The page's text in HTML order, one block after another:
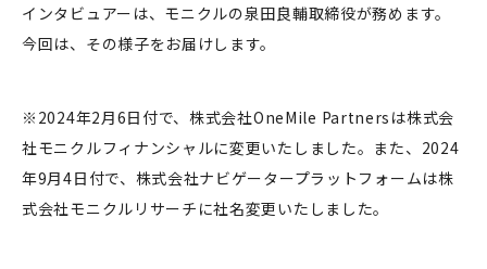
インタビュアーは、モニクルの泉田良輔取締役が務めます。
今回は、その様子をお届けします。
※2024年2月6日付で、株式会社OneMile Partnersは株式会
社モニクルフィナンシャルに変更いたしました。また、2024
年9月4日付で、株式会社ナビゲータープラットフォームは株
式会社モニクルリサーチに社名変更いたしました。